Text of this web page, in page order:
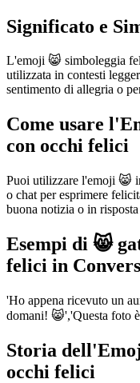
Significato e
L'emoji 😸 simboleggia
utilizzata in contesti
sentimento di allegria o
Come usare
con occhi felici
Puoi utilizzare l'emoji 😸
o chat per esprimere
buona notizia o in
Esempi di 😸
felici in
'Ho appena ricevuto un
domani! 😸','Questa foto
Storia
occhi felici